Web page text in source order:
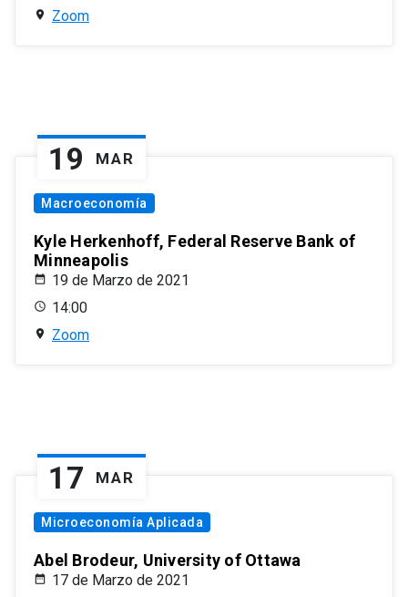
Zoom
19 MAR
Macroeconomía
Kyle Herkenhoff, Federal Reserve Bank of
Minneapolis
19 de Marzo de 2021
14:00
Zoom
17 MAR
Microeconomía Aplicada
Abel Brodeur, University of Ottawa
17 de Marzo de 2021